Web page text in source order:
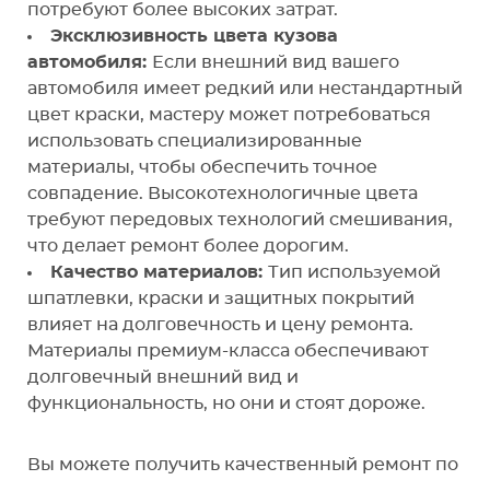
потребуют более высоких затрат.
Эксклюзивность цвета кузова
автомобиля: Если внешний вид вашего
автомобиля имеет редкий или нестандартный
цвет краски, мастеру может потребоваться
использовать специализированные
материалы, чтобы обеспечить точное
совпадение. Высокотехнологичные цвета
требуют передовых технологий смешивания,
что делает ремонт более дорогим.
Качество материалов: Тип используемой
шпатлевки, краски и защитных покрытий
влияет на долговечность и цену ремонта.
Материалы премиум-класса обеспечивают
долговечный внешний вид и
функциональность, но они и стоят дороже.
Вы можете получить качественный ремонт по